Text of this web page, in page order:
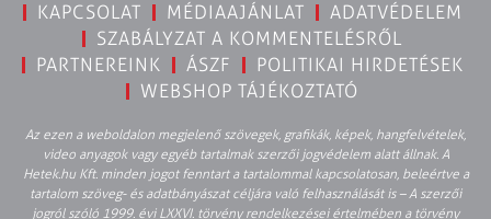
KAPCSOLAT MÉDIAAJÁNLAT
ADATVÉDELEM
SZABÁLYZAT A KOMMENTELÉSRŐL
PARTNEREINK
ÁSZF
POLITIKAI HIRDETÉSEK
WEBSHOP TÁJÉKOZTATÓ
Az ezen a weboldalon megjelenő szövegek, grafikák, képek, hangfelvételek,
video anyagok vagy egyéb tartalmak szerzői jogvédelem alatt állnak. A
Hetek.hu Kft. minden jogot fenntart a tartalommal kapcsolatosan, beleértve a
tartalom szöveg- és adatbányászat céljára való felhasználását is – A szerzői
jogról szóló 1999. évi LXXVI. törvény rendelkezései értelmében a törvény